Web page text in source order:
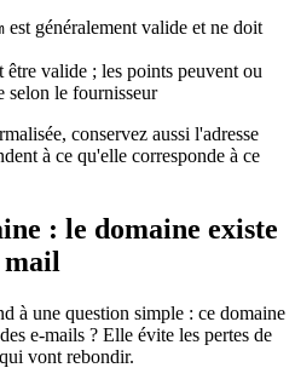
est généralement valide et ne doit
être valide ; les points peuvent ou
selon le fournisseur
conservez aussi l'adresse
à ce qu'elle corresponde à ce
: le domaine existe
à une question simple : ce domaine
e-mails ? Elle évite les pertes de
vont rebondir.